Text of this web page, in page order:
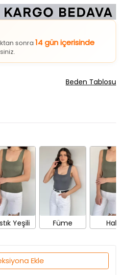
sonra 14 gün içerisinde
Beden Tablosu
Yeşili Füme Haki
Ekle